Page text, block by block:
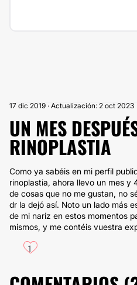
17 dic 2019 · Actualización: 2 oct 2023
UN MES
RINOPLASTIA
Como ya sabéis en mi perfil
rinoplastia, ahora llevo un mes y
de cosas que no me gustan, no
dr la dejó así. Noto un lado más
de mi nariz en estos momentos
mismos, y me contéis vuestra
1